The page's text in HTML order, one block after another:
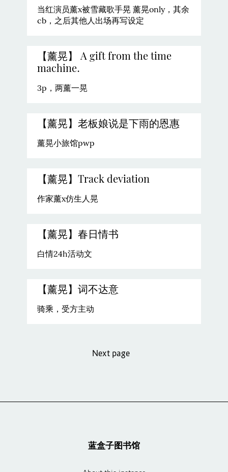
当红演员薰x被雪藏歌手晃 薰晃only，其余
cb，之后其他人出场再写设定
【薰晃】 A gift from the time
machine.
3p，两薰一晃
【薰晃】老板娘说是下雨的恩惠
薰晃小旅馆pwp
【薰晃】Track deviation
作家薰x仿生人晃
【薰晃】春日情书
白情24h活动文
【薰晃】词不达意
骑乘，受方主动
Next page
蓝盒子图书馆